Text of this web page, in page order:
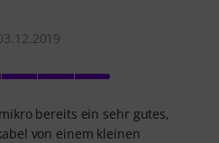
bereits ein sehr gutes,
von einem kleinen